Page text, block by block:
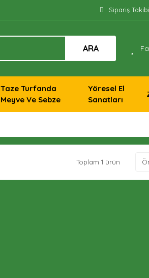
Sipariş Takibi
ARA
Taze Turfanda
Meyve Ve Sebze
Yöresel El
Sanatları
Toplam 1 ürün